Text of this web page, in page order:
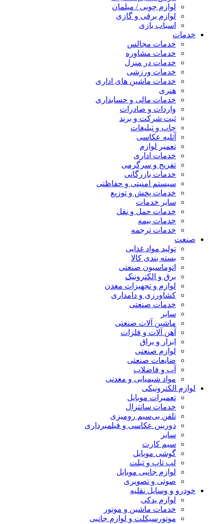
لوازم چوبی / مبلمان
لوازم برقی و گازی
اسباب بازی
خدمات
خدمات مجالس
خدمات مشاوره
خدمات در منزل
خدمات ورزشی
خدمات ماشین های اداری
هنری
خدمات مالی و حسابداری
واردات و صادرات
ثبت شرکت و برند
چاپ و تبلیغات
آتلیه عکاسی
تعمیر لوازم
خدمات اداری
تفریح و سرگرمی
خدمات بازرگانی
سیستم امنیتی و حفاظتی
خدمات پخش و توزیع
سایر خدمات
خدمات حمل و نقل
خدمات بیمه
خدمات ترجمه
صنعت
تولید مواد غذایی
بسته بندی کالا
اتوماسیون صنعتی
برق و الکترونیک
لوازم و تجهیزات معدن
کشاورزی و دامداری
خدمات صنعتی
سایر
ماشین آلات صنعتی
آهن آلات و فلزات
ابزار و یراق
لوازم صنعتی
ضایعات صنعتی
آب و فاضلاب
مواد شیمیایی و معدنی
لوازم الکترونیکی
تعمیرات موبایل
خدمات سانترال
تلفن بی‌سیم رومیزی
دوربین عکاسی و فیلمبرداری
سایر
سیم کارت
گوشی موبایل
لپ تاپ و تبلت
لوازم جانبی موبایل
صوتی و تصویری
خودرو و وسایل نقلیه
لوازم یدکی
خدمات ماشین و موتور
موتورسیکلت و لوازم جانبی